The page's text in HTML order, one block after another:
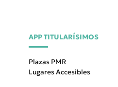
APP TITULARÍSIMOS
Plazas PMR
Lugares Accesibles